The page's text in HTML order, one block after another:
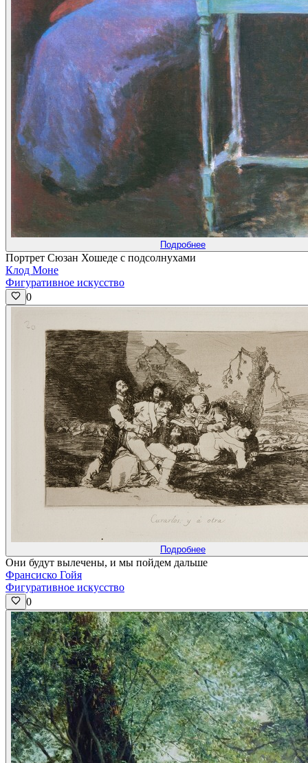
Подробнее
Портрет Сюзан Хошеде с подсолнухами
Клод Моне
Фигуративное искусство
0
Подробнее
Они будут вылечены, и мы пойдем дальше
Франсиско Гойя
Фигуративное искусство
0